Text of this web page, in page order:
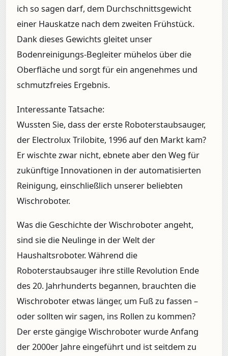
ich so sagen darf, dem Durchschnittsgewicht
einer Hauskatze nach dem zweiten Frühstück.
Dank dieses Gewichts gleitet unser
Bodenreinigungs-Begleiter mühelos über die
Oberfläche und sorgt für ein angenehmes und
schmutzfreies Ergebnis.
Interessante Tatsache:
Wussten Sie, dass der erste Roboterstaubsauger,
der Electrolux Trilobite, 1996 auf den Markt kam?
Er wischte zwar nicht, ebnete aber den Weg für
zukünftige Innovationen in der automatisierten
Reinigung, einschließlich unserer beliebten
Wischroboter.
Was die Geschichte der Wischroboter angeht,
sind sie die Neulinge in der Welt der
Haushaltsroboter. Während die
Roboterstaubsauger ihre stille Revolution Ende
des 20. Jahrhunderts begannen, brauchten die
Wischroboter etwas länger, um Fuß zu fassen –
oder sollten wir sagen, ins Rollen zu kommen?
Der erste gängige Wischroboter wurde Anfang
der 2000er Jahre eingeführt und ist seitdem zu